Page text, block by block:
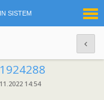
SISTEM
14:54